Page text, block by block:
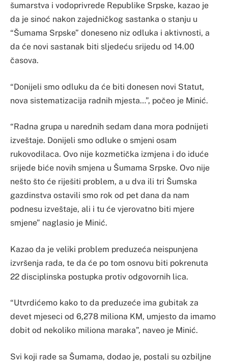
šumarstva i vodoprivrede Republike Srpske, kazao je
da je sinoć nakon zajedničkog sastanka o stanju u
“Šumama Srpske” doneseno niz odluka i aktivnosti, a
da će novi sastanak biti sljedeću srijedu od 14.00
časova.
“Donijeli smo odluku da će biti donesen novi Statut,
nova sistematizacija radnih mjesta…”, počeo je Minić.
“Radna grupa u narednih sedam dana mora podnijeti
izveštaje. Donijeli smo odluke o smjeni osam
rukovodilaca. Ovo nije kozmetička izmjena i do iduće
srijede biće novih smjena u Šumama Srpske. Ovo nije
nešto što će riješiti problem, a u dva ili tri Šumska
gazdinstva ostavili smo rok od pet dana da nam
podnesu izveštaje, ali i tu će vjerovatno biti mjere
smjene” naglasio je Minić.
Kazao da je veliki problem preduzeća neispunjena
izvršenja rada, te da će po tom osnovu biti pokrenuta
22 disciplinska postupka protiv odgovornih lica.
“Utvrdićemo kako to da preduzeće ima gubitak za
devet mjeseci od 6,278 miliona KM, umjesto da imamo
dobit od nekoliko miliona maraka”, naveo je Minić.
Svi koji rade sa Šumama, dodao je, postali su ozbiljne